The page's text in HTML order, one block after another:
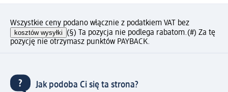
Wszystkie ceny podano włącznie z podatkiem VAT bez
kosztów wysyłki (§) Ta pozycja nie podlega rabatom.(#) Za tę
pozycję nie otrzymasz punktów PAYBACK.
Jak podoba Ci się ta strona?